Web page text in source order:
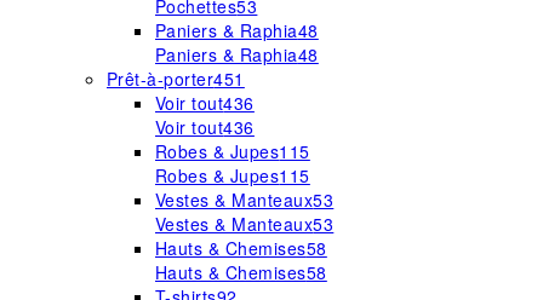
Pochettes53
Paniers & Raphia48
Paniers & Raphia48
Prêt-à-porter451
Voir tout436
Voir tout436
Robes & Jupes115
Robes & Jupes115
Vestes & Manteaux53
Vestes & Manteaux53
Hauts & Chemises58
Hauts & Chemises58